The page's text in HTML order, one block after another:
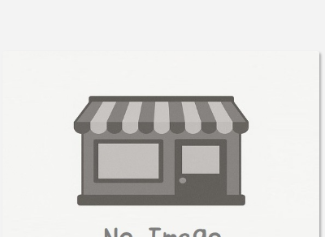
ースなどの卓上調味料も揃っています😆食後のス
イーツやベトナムコーヒーでホッとするのも最高•
••大人のみの利用もできるので、ベトナム料理好
子ども椅子(キッズチェアにバンボまで！)、おむ
つ替え台も完備🙌テイクアウトも可能です◎スタ